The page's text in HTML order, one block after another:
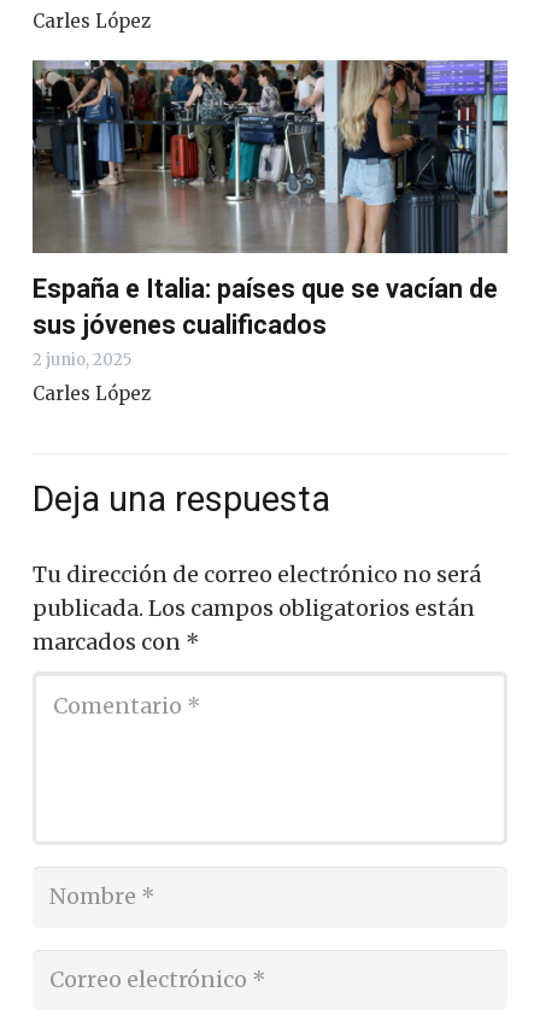
Carles López
España e Italia: países que se vacían de
sus jóvenes cualificados
2 junio, 2025
Carles López
Deja una respuesta
Tu dirección de correo electrónico no será
publicada. Los campos obligatorios están
marcados con *